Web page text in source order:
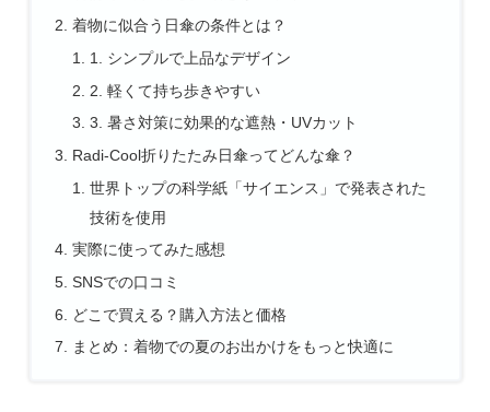
着物に似合う日傘の条件とは？
1. シンプルで上品なデザイン
2. 軽くて持ち歩きやすい
3. 暑さ対策に効果的な遮熱・UVカット
Radi-Cool折りたたみ日傘ってどんな傘？
世界トップの科学紙「サイエンス」で発表された
技術を使用
実際に使ってみた感想
SNSでの口コミ
どこで買える？購入方法と価格
まとめ：着物での夏のお出かけをもっと快適に